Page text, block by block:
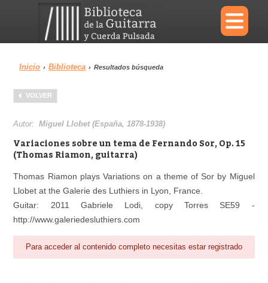
×
Menu
Biblioteca
Área personal Reproductor
Inicio › Biblioteca › Resultados búsqueda
VOLVER
Autor:Miguel Llobet (España, 1878-1938)
Variaciones sobre un tema de Fernando Sor, Op. 15
(Thomas Riamon, guitarra)
Thomas Riamon plays Variations on a theme of Sor by Miguel
Llobet at the Galerie des Luthiers in Lyon, France.
Guitar: 2011 Gabriele Lodi, copy Torres SE59 -
http://www.galeriedesluthiers.com
Para acceder al contenido completo necesitas estar registrado